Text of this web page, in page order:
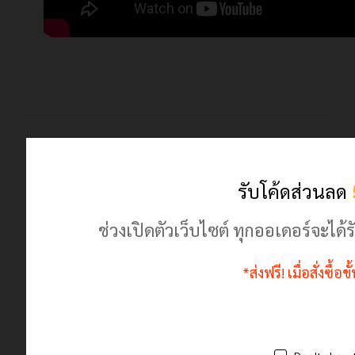
ร้านค้านี้มีตัวตนจริง ลงทะเบียนพาณิชย์ถูกต้องรับโค้ดส่วนลด
ช่วงเปิดตัวเว็บไซต์ ทุกออเดอร์จะไ
*ส่งฟรี! เมื่อสั่งซื้อ